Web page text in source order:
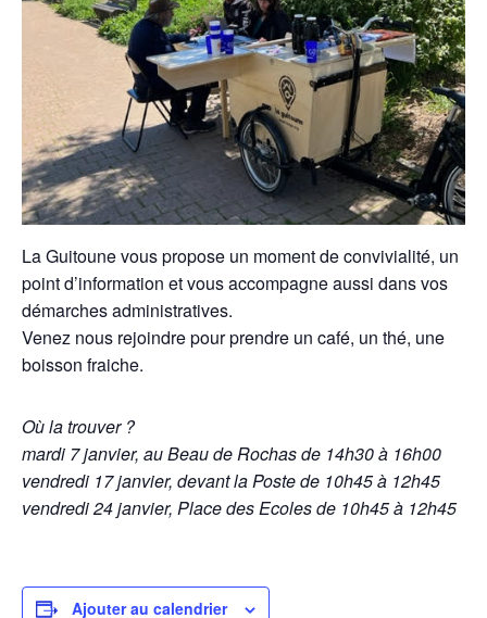
La Guitoune vous propose un moment de convivialité, un
point d’information et vous accompagne aussi dans vos
démarches administratives.
Venez nous rejoindre pour prendre un café, un thé, une
boisson fraiche.
Où la trouver ?
mardi 7 janvier, au Beau de Rochasde 14h30 à 16h00
vendredi 17 janvier, devant la Postede 10h45 à 12h45
vendredi 24 janvier, Place des Ecolesde 10h45 à 12h45
Ajouter au calendrier